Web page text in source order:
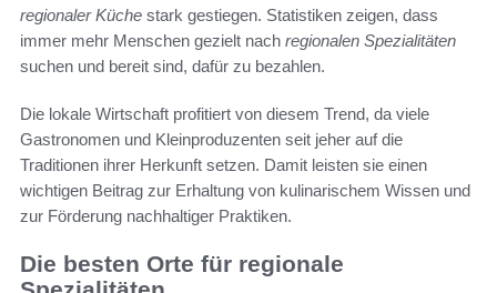
regionaler Küche stark gestiegen. Statistiken zeigen, dass
immer mehr Menschen gezielt nach regionalen Spezialitäten
suchen und bereit sind, dafür zu bezahlen.
Die lokale Wirtschaft profitiert von diesem Trend, da viele
Gastronomen und Kleinproduzenten seit jeher auf die
Traditionen ihrer Herkunft setzen. Damit leisten sie einen
wichtigen Beitrag zur Erhaltung von kulinarischem Wissen und
zur Förderung nachhaltiger Praktiken.
Die besten Orte für regionale